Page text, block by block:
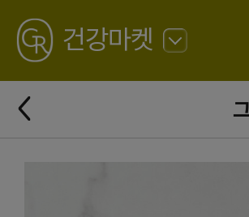
GREATING
건강마켓
로
뒤
로
가